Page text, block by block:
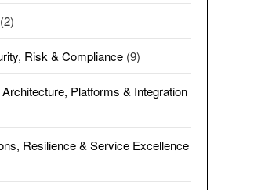
Risk & Compliance(9)
Platforms & Integration
Resilience & Service Excellence